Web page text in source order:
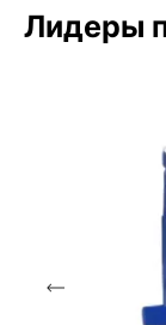
Лидеры